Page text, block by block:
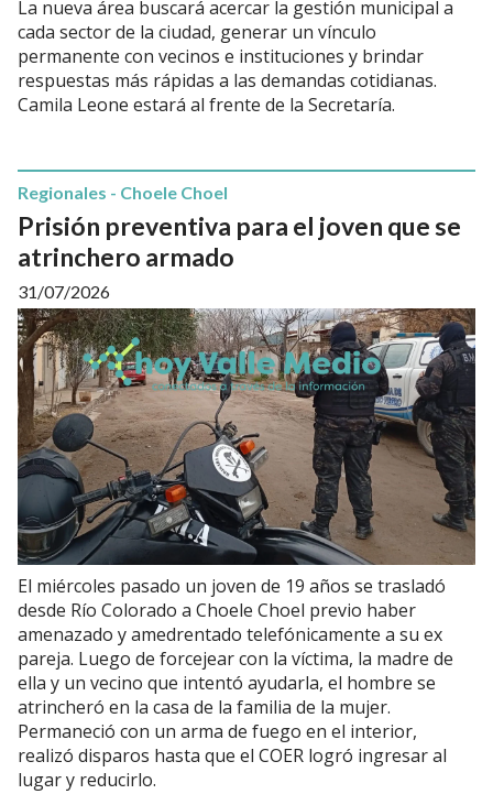
La nueva área buscará acercar la gestión municipal a
cada sector de la ciudad, generar un vínculo
permanente con vecinos e instituciones y brindar
respuestas más rápidas a las demandas cotidianas.
Camila Leone estará al frente de la Secretaría.
Prisión preventiva para el joven que se
atrinchero armado
Regionales - Choele Choel
31/07/2026
El miércoles pasado un joven de 19 años se trasladó
desde Río Colorado a Choele Choel previo haber
amenazado y amedrentado telefónicamente a su ex
pareja. Luego de forcejear con la víctima, la madre de
ella y un vecino que intentó ayudarla, el hombre se
atrincheró en la casa de la familia de la mujer.
Permaneció con un arma de fuego en el interior,
realizó disparos hasta que el COER logró ingresar al
lugar y reducirlo.